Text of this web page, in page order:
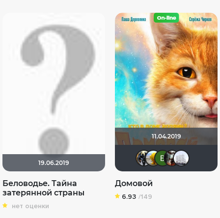
19.06.2019
Беловодье. Тайна
затерянной страны
нет оценки
11.04.2019
Lunika
Домовой
6.93 /149